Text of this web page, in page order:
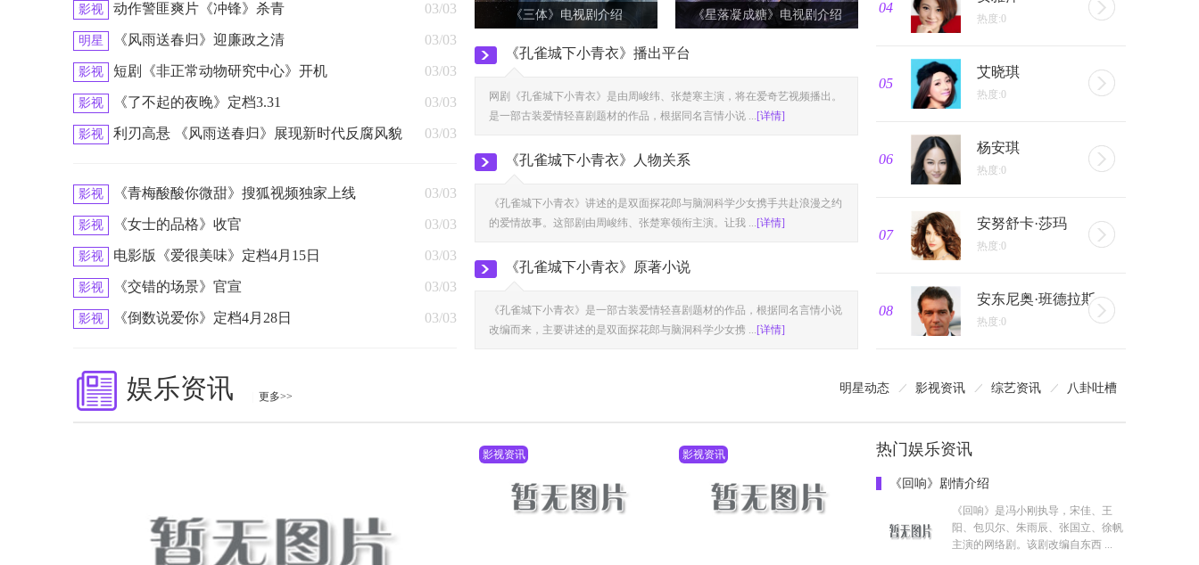
03/03
影视 动作警匪爽片《冲锋》杀青
03/03
明星 《风雨送春归》迎廉政之清
03/03
影视 短剧《非正常动物研究中心》开机
03/03
影视 《了不起的夜晚》定档3.31
03/03
影视 利刃高悬 《风雨送春归》展现新时代反腐风貌
03/03
影视 《青梅酸酸你微甜》搜狐视频独家上线
03/03
影视 《女士的品格》收官
03/03
影视 电影版《爱很美味》定档4月15日
03/03
影视 《交错的场景》官宣
03/03
影视 《倒数说爱你》定档4月28日
《三体》电视剧介绍 《星落凝成糖》电视剧介绍
《孔雀城下小青衣》播出平台
网剧《孔雀城下小青衣》是由周峻纬、张楚寒主演，将在爱奇艺视频播出。
是一部古装爱情轻喜剧题材的作品，根据同名言情小说 ... [详情]
《孔雀城下小青衣》人物关系
《孔雀城下小青衣》讲述的是双面探花郎与脑洞科学少女携手共赴浪漫之约
的爱情故事。这部剧由周峻纬、张楚寒领衔主演。让我 ... [详情]
《孔雀城下小青衣》原著小说
《孔雀城下小青衣》是一部古装爱情轻喜剧题材的作品，根据同名言情小说
改编而来，主要讲述的是双面探花郎与脑洞科学少女携 ... [详情]
04
热度:0
05
艾晓琪
热度:0
06
杨安琪
热度:0
07
安努舒卡·莎玛
热度:0
08
安东尼奥·班德拉斯
热度:0
明星动态 影视资讯 综艺资讯 八卦吐槽
娱乐资讯 更多>>
影视资讯 影视资讯 热门娱乐资讯
《回响》剧情介绍
《回响》是冯小刚执导，宋佳、王
阳、包贝尔、朱雨辰、张国立、徐帆
主演的网络剧。该剧改编自东西 ...